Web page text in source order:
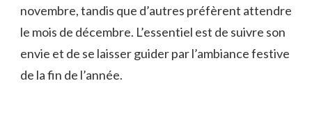
novembre, tandis que d’autres préfèrent attendre
le mois de décembre. L’essentiel est de suivre son
envie et de se laisser guider par l’ambiance festive
de la fin de l’année.